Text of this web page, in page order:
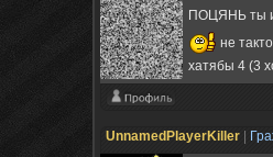
ПОЦЯНЬ ты
не
хатябы 4 (3
UnnamedPlayerKiller